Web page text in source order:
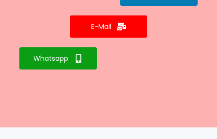
E-Mail
Whatsapp